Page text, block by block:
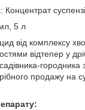
5 л
від комплексу
відтепер у
городника
продажу на